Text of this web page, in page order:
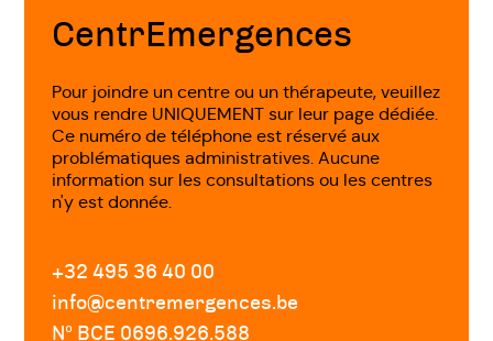
d’avenir, ne plus manquer les
opportunités
Traverser une crise en vue d'un
changement
aidera à identifier vos objectifs personnels,
à développer un plan d'action et à
surmonter les obstacles qui vous
CentrEmergences
Pour joindre un centre ou un thérapeute, veuillez
vous rendre UNIQUEMENT sur leur page dédiée.
Ce numéro de téléphone est réservé aux
problématiques administratives. Aucune
information sur les consultations ou les centres
n'y est donnée.
+32 495 36 40 00
info@centremergences.be
Nº BCE 0696.926.588